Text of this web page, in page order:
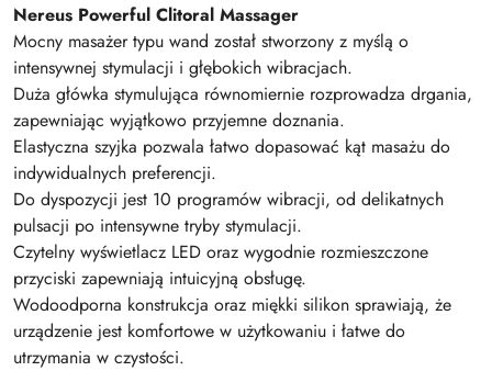
Nereus Powerful Clitoral Massager
Mocny masażer typu wand został stworzony z myślą o
intensywnej stymulacji i głębokich wibracjach.
Duża główka stymulująca równomiernie rozprowadza drgania,
zapewniając wyjątkowo przyjemne doznania.
Elastyczna szyjka pozwala łatwo dopasować kąt masażu do
indywidualnych preferencji.
Do dyspozycji jest 10 programów wibracji, od delikatnych
pulsacji po intensywne tryby stymulacji.
Czytelny wyświetlacz LED oraz wygodnie rozmieszczone
przyciski zapewniają intuicyjną obsługę.
Wodoodporna konstrukcja oraz miękki silikon sprawiają, że
urządzenie jest komfortowe w użytkowaniu i łatwe do
utrzymania w czystości.